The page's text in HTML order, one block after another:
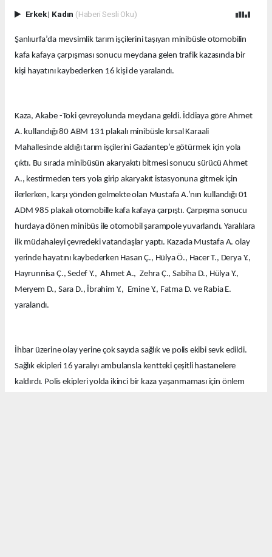
Erkek| Kadın (Haberi Sesli Oku)
Şanlıurfa’da mevsimlik tarım işçilerini taşıyan minibüsle otomobilin
kafa kafaya çarpışması sonucu meydana gelen trafik kazasında bir
kişi hayatını kaybederken 16 kişi de yaralandı.
Kaza, Akabe -Toki çevreyolunda meydana geldi. İddiaya göre Ahmet
A. kullandığı 80 ABM 131 plakalı minibüsle kırsal Karaali
Mahallesinde aldığı tarım işçilerini Gaziantep’e götürmek için yola
çıktı. Bu sırada minibüsün akaryakıtı bitmesi sonucu sürücü Ahmet
A., kestirmeden ters yola girip akaryakıt istasyonuna gitmek için
ilerlerken, karşı yönden gelmekte olan Mustafa A.’nın kullandığı 01
ADM 985 plakalı otomobille kafa kafaya çarpıştı. Çarpışma sonucu
hurdaya dönen minibüs ile otomobil şarampole yuvarlandı. Yaralılara
ilk müdahaleyi çevredeki vatandaşlar yaptı. Kazada Mustafa A. olay
yerinde hayatını kaybederken Hasan Ç., Hülya Ö., Hacer T., Derya Y.,
Hayrunnisa Ç., Sedef Y., Ahmet A., Zehra Ç., Sabiha D., Hülya Y.,
Meryem D., Sara D., İbrahim Y., Emine Y., Fatma D. ve Rabia E.
yaralandı.
İhbar üzerine olay yerine çok sayıda sağlık ve polis ekibi sevk edildi.
Sağlık ekipleri 16 yaralıyı ambulansla kentteki çeşitli hastanelere
kaldırdı. Polis ekipleri yolda ikinci bir kaza yaşanmaması için önlem